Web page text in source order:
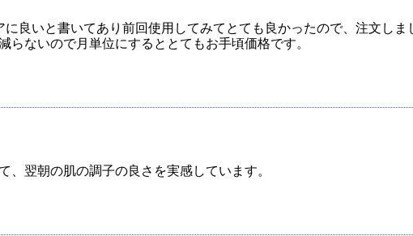
良いと書いてあり前回使用してみてとても良かったので、注文し
ないので月単位にするととてもお手頃価格です。
、翌朝の肌の調子の良さを実感しています。